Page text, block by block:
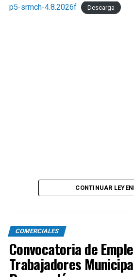
p5-srmch-4.8.2026f Descarga
CONTINUAR
COMERCIALES
Convocatoria de
Trabajadores